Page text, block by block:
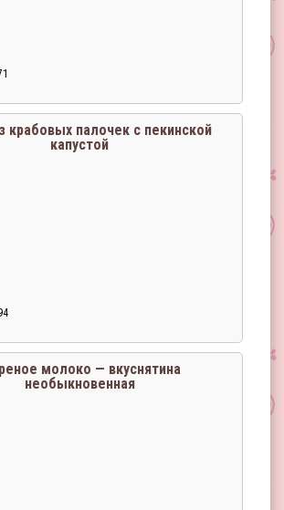
крабовых палочек с пекинской
капустой
молоко — вкуснятина
необыкновенная